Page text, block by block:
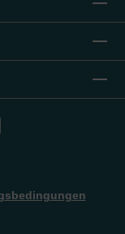
Lügen zu
glauben,
die Wahrheit